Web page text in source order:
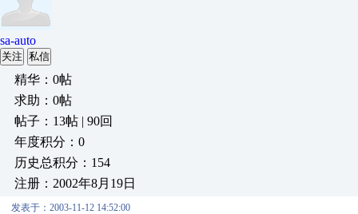
sa-auto
关注 私信
精华：0帖
求助：0帖
帖子：13帖 | 90回
年度积分：0
历史总积分：154
注册：2002年8月19日
发表于：2003-11-12 14:52:00